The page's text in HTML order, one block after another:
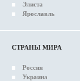
Элиста
Ярославль
СТРАНЫ МИРА
Россия
Украина